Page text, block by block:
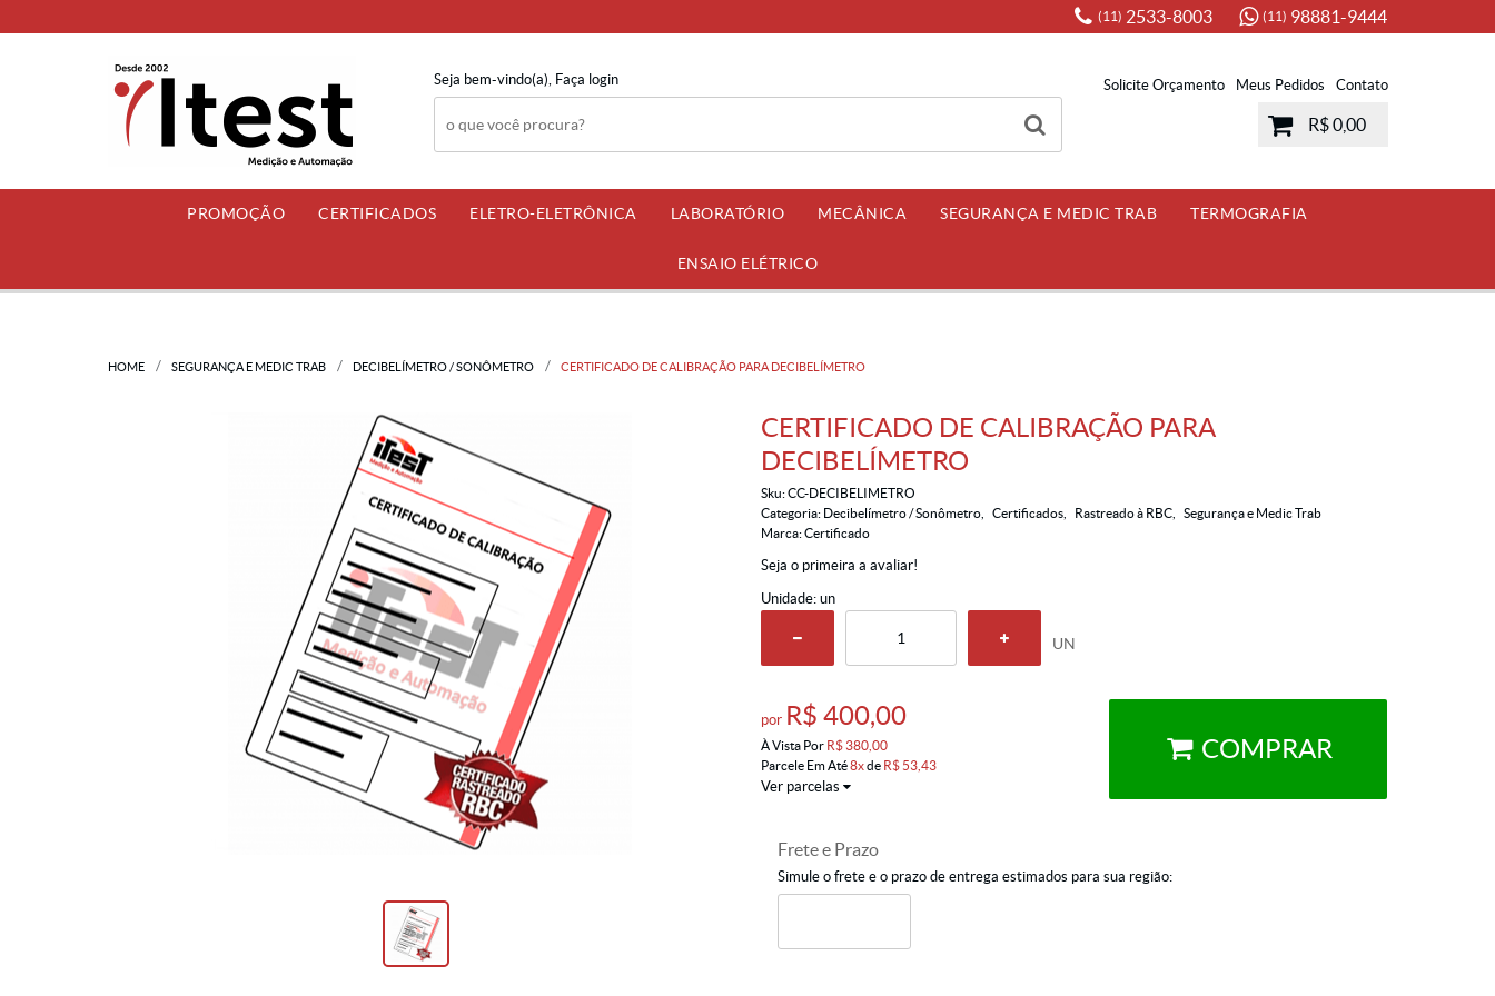
(11) 2533-8003 (11) 98881-9444
Seja bem-vindo(a), Faça login Solicite Orçamento Meus Pedidos Contato
R$ 0,00
PROMOÇÃO CERTIFICADOS ELETRO-ELETRÔNICA LABORATÓRIO MECÂNICA SEGURANÇA E MEDIC TRAB TERMOGRAFIA
ENSAIO ELÉTRICO
HOME SEGURANÇA E MEDIC TRAB DECIBELÍMETRO / SONÔMETRO CERTIFICADO DE CALIBRAÇÃO PARA DECIBELÍMETRO
CERTIFICADO DE CALIBRAÇÃO PARA
DECIBELÍMETRO
Sku:CC-DECIBELIMETRO
Categoria: Decibelímetro / Sonômetro Certificados Rastreado à RBC
Segurança e Medic Trab
Marca:Certificado
Seja o primeira a avaliar!
Unidade: un
UN
por R$ 400,00
À Vista Por R$ 380,00
Parcele Em Até8xde R$ 53,43
Ver parcelas
COMPRAR
Frete e Prazo
Simule o frete e o prazo de entrega estimados para sua região: